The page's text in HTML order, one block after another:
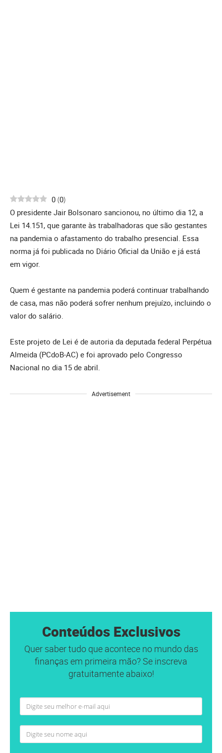
0 (0)
O presidente Jair Bolsonaro sancionou, no último dia 12, a
Lei 14.151, que garante às trabalhadoras que são gestantes
na pandemia o afastamento do trabalho presencial. Essa
norma já foi publicada no Diário Oficial da União e já está
em vigor.
Quem é gestante na pandemia poderá continuar trabalhando
de casa, mas não poderá sofrer nenhum prejuízo, incluindo o
valor do salário.
Este projeto de Lei é de autoria da deputada federal Perpétua
Almeida (PCdoB-AC) e foi aprovado pelo Congresso
Nacional no dia 15 de abril.
Advertisement
Conteúdos Exclusivos
Quer saber tudo que acontece no mundo das
finanças em primeira mão? Se inscreva
gratuitamente abaixo!